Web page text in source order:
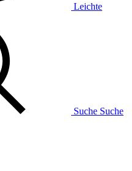
Leichte
Suche Suche